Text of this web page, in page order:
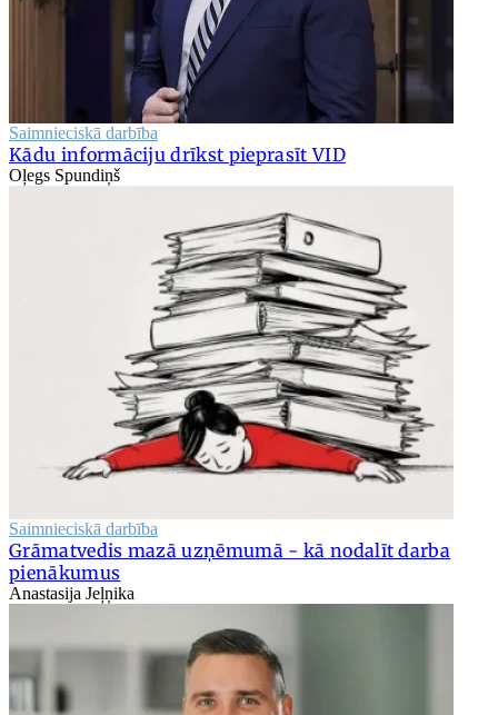
Saimnieciskā darbība
Kādu informāciju drīkst pieprasīt VID
Oļegs Spundiņš
Saimnieciskā darbība
Grāmatvedis mazā uzņēmumā - kā nodalīt darba
pienākumus
Anastasija Jeļņika